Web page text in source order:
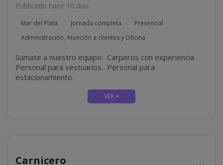
Publicado hace 10 días
Mar del Plata Jornada completa
Presencial
Administración, Atención a clientes y Oficina
Sumate a nuestro equipo: Carperos con experiencia.
Personal para vestuarios. Personal para
estacionamiento.
Carnicero